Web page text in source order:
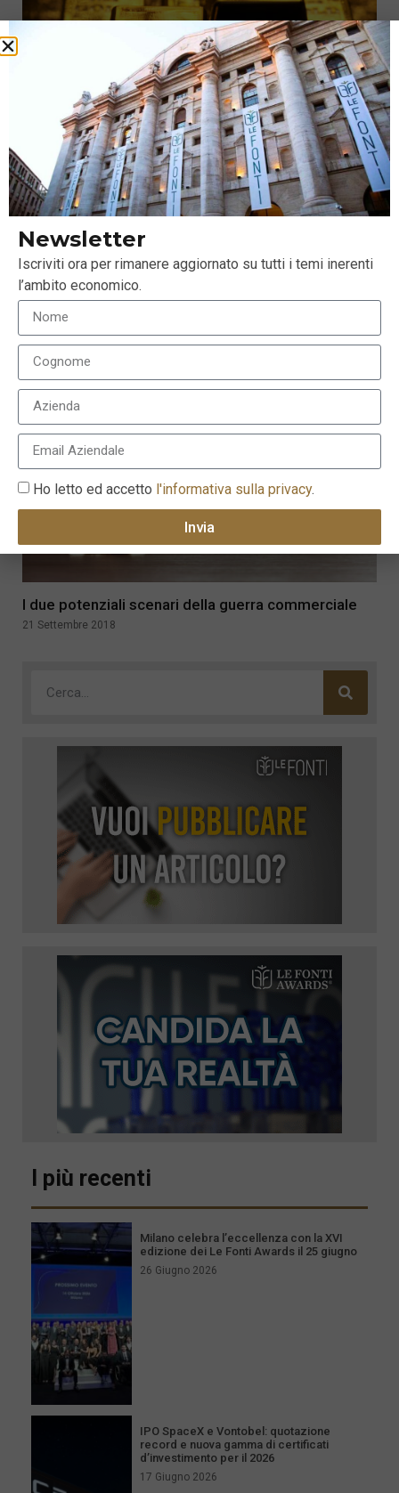
Oro, l’aumento del rischio non impatta sul metallo
giallo
I due potenziali scenari della guerra commerciale
21 Settembre 2018
I più recenti
Milano celebra l’eccellenza con la XVI
edizione dei Le Fonti Awards il 25 giugno
26 Giugno 2026
IPO SpaceX e Vontobel: quotazione
record e nuova gamma di certificati
d’investimento per il 2026
17 Giugno 2026
Newsletter
Iscriviti ora per rimanere aggiornato su tutti i temi inerenti
l’ambito economico.
Ho letto ed accetto l'informativa sulla privacy.
Invia